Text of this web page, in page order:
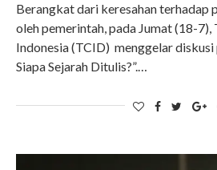
Berangkat dari keresahan terhadap
oleh pemerintah, pada Jumat (18-
Indonesia (TCID) menggelar
Siapa Sejarah Ditulis?”.…